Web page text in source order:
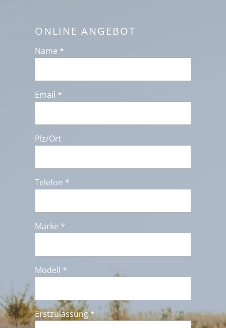
ONLINE ANGEBOT
Name *
Email *
Plz/Ort
Telefon *
Marke *
Modell *
Erstzulassung *